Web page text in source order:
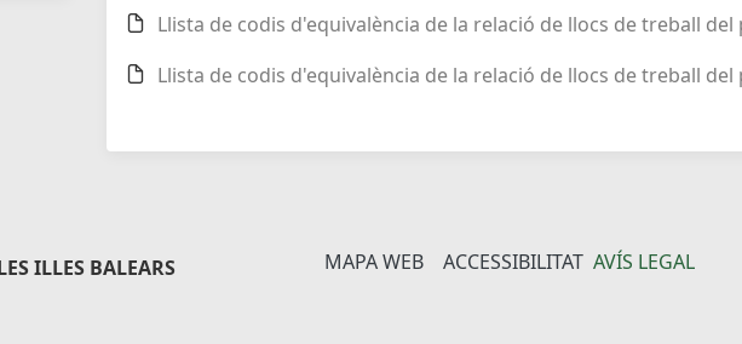
Llista de codis d'equivalència de la relació de llocs de treball
Llista de codis d'equivalència de la relació de llocs de treball
ILLES BALEARS
MAPA WEB ACCESSIBILITAT AVÍS LEGAL